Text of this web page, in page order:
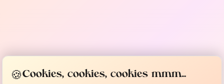
🍪Cookies, cookies, cookies mmm...